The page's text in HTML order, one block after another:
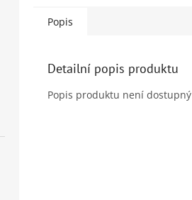
Popis
Detailní popis produktu
Popis produktu není dostupný